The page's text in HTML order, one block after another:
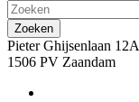
Pieter Ghijsenlaan 12A
1506 PV Zaandam